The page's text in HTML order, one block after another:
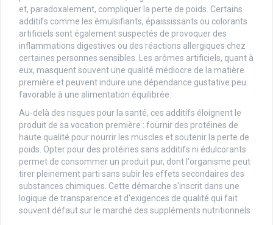
et, paradoxalement, compliquer la perte de poids. Certains
additifs comme les émulsifiants, épaississants ou colorants
artificiels sont également suspectés de provoquer des
inflammations digestives ou des réactions allergiques chez
certaines personnes sensibles. Les arômes artificiels, quant à
eux, masquent souvent une qualité médiocre de la matière
première et peuvent induire une dépendance gustative peu
favorable à une alimentation équilibrée.
Au-delà des risques pour la santé, ces additifs éloignent le
produit de sa vocation première : fournir des protéines de
haute qualité pour nourrir les muscles et soutenir la perte de
poids. Opter pour des protéines sans additifs ni édulcorants
permet de consommer un produit pur, dont l'organisme peut
tirer pleinement parti sans subir les effets secondaires des
substances chimiques. Cette démarche s'inscrit dans une
logique de transparence et d'exigences de qualité qui fait
souvent défaut sur le marché des suppléments nutritionnels.